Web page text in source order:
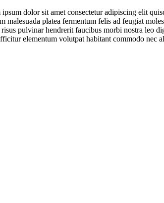
ipsum dolor sit amet consectetur adipiscing elit
platea fermentum felis ad feugiat
pulvinar hendrerit faucibus morbi nostra leo
elementum volutpat habitant commodo nec